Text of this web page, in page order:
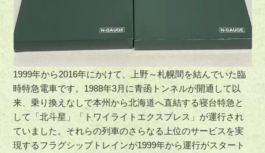
1999年から2016年にかけて、上野～札幌間を結んでいた臨
時特急電車です。1988年3月に青函トンネルが開通して以
来、乗り換えなしで本州から北海道へ直結する寝台特急と
して「北斗星」「トワイライトエクスプレス」が運行され
ていました。それらの列車のさらなる上位のサービスを実
現するフラグシップトレインが1999年から運行がスタート